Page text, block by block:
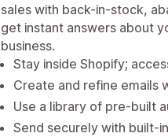
sales with back-in-stock,
get instant answers about
business.
Stay inside Shopify;
Create and refine emails
Use a library of pre-built
Send securely with built-